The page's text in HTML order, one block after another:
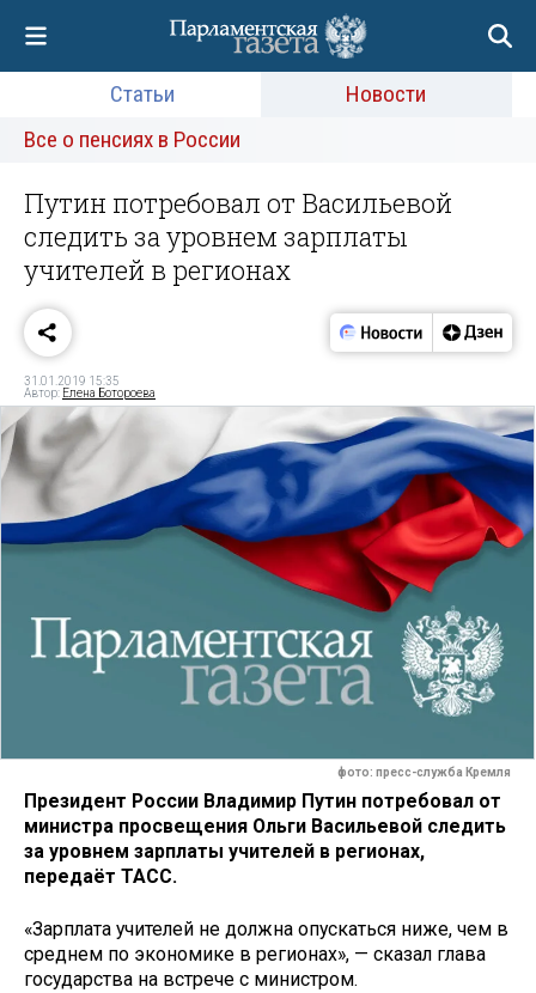
Статьи
Новости
Все о пенсиях в России
Путин потребовал от Васильевой
следить за уровнем зарплаты
учителей в регионах
31.01.2019 15:35
Автор: Елена Ботороева
фото: пресс-служба Кремля
Президент России Владимир Путин потребовал от
министра просвещения Ольги Васильевой следить
за уровнем зарплаты учителей в регионах,
передаёт ТАСС.
«Зарплата учителей не должна опускаться ниже, чем в
среднем по экономике в регионах», — сказал глава
государства на встрече с министром.